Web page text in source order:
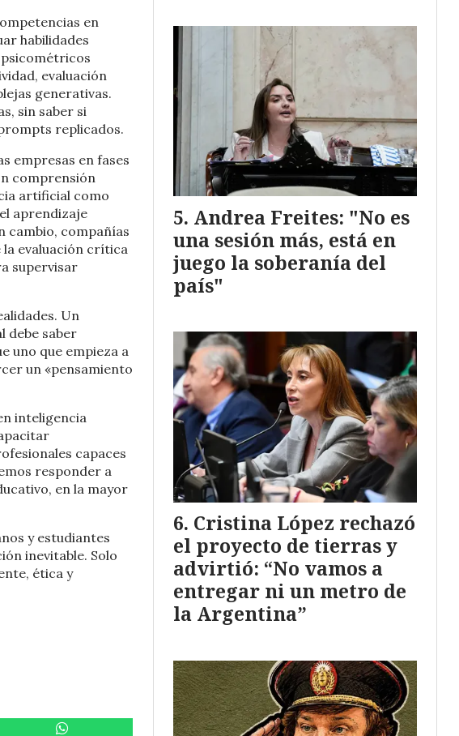
en
habilidades
evaluación
generativas.
sin saber si
replicados.
empresas en fases
comprensión
artificial como
aprendizaje
cambio, compañías
evaluación crítica
supervisar
Un
debe saber
uno que empieza a
un «pensamiento
inteligencia
capaces
responder a
en la mayor
y estudiantes
inevitable. Solo
ética y
Andrea Freites: "No es
una sesión más, está en
juego la soberanía del
país"
Cristina López rechazó
el proyecto de tierras y
advirtió: “No vamos a
entregar ni un metro de
la Argentina”